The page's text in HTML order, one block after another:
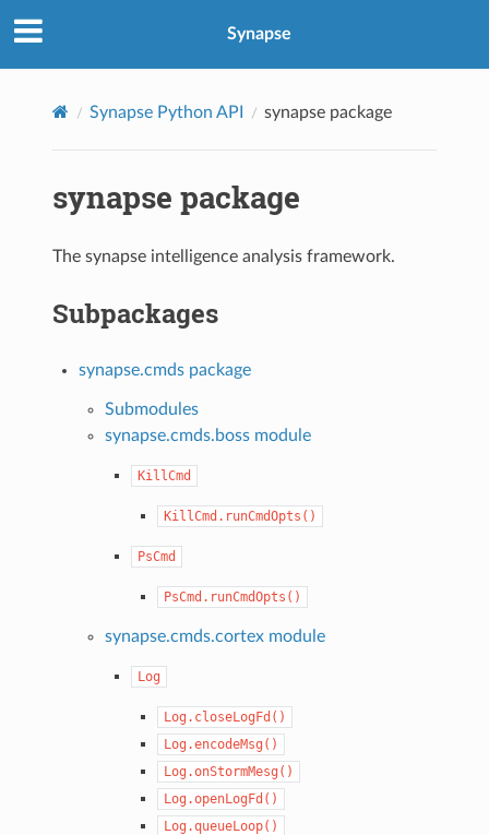
Synapse
Synapse Python API synapse package
synapse package
The synapse intelligence analysis framework.
Subpackages
synapse.cmds package
Submodules
synapse.cmds.boss module
KillCmd
KillCmd.runCmdOpts()
PsCmd
PsCmd.runCmdOpts()
synapse.cmds.cortex module
Log
Log.closeLogFd()
Log.encodeMsg()
Log.onStormMesg()
Log.openLogFd()
Log.queueLoop()